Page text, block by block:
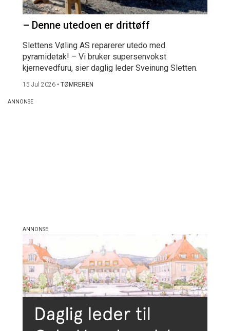
– Denne utedoen er drittøff
Slettens Vøling AS reparerer utedo med
pyramidetak! – Vi bruker supersenvokst
kjernevedfuru, sier daglig leder Sveinung Sletten.
15 Jul 2026 • TØMREREN